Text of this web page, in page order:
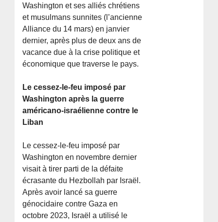
Washington et ses alliés chrétiens
et musulmans sunnites (l’ancienne
Alliance du 14 mars) en janvier
dernier, après plus de deux ans de
vacance due à la crise politique et
économique que traverse le pays.
Le cessez-le-feu imposé par
Washington après la guerre
américano-israélienne contre le
Liban
Le cessez-le-feu imposé par
Washington en novembre dernier
visait à tirer parti de la défaite
écrasante du Hezbollah par Israël.
Après avoir lancé sa guerre
génocidaire contre Gaza en
octobre 2023, Israël a utilisé le